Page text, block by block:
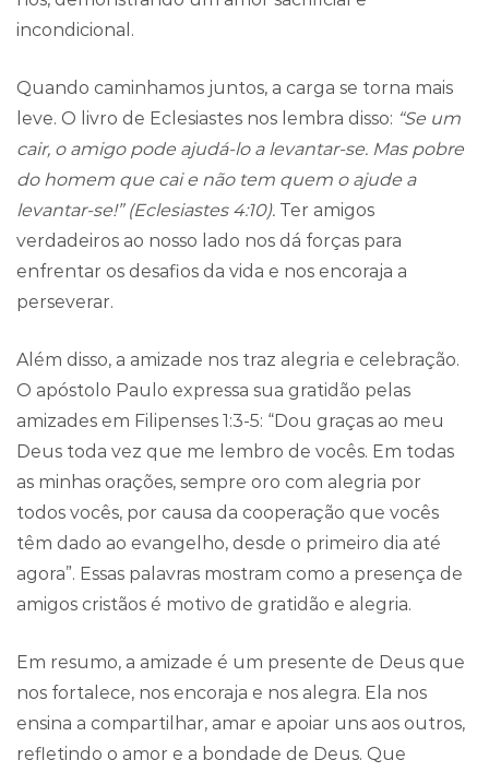
incondicional.
Quando caminhamos juntos, a carga se torna mais
leve. O livro de Eclesiastes nos lembra disso: “Se um
cair, o amigo pode ajudá-lo a levantar-se. Mas pobre
do homem que cai e não tem quem o ajude a
levantar-se!” (Eclesiastes 4:10). Ter amigos
verdadeiros ao nosso lado nos dá forças para
enfrentar os desafios da vida e nos encoraja a
perseverar.
Além disso, a amizade nos traz alegria e celebração.
O apóstolo Paulo expressa sua gratidão pelas
amizades em Filipenses 1:3-5: “Dou graças ao meu
Deus toda vez que me lembro de vocês. Em todas
as minhas orações, sempre oro com alegria por
todos vocês, por causa da cooperação que vocês
têm dado ao evangelho, desde o primeiro dia até
agora”. Essas palavras mostram como a presença de
amigos cristãos é motivo de gratidão e alegria.
Em resumo, a amizade é um presente de Deus que
nos fortalece, nos encoraja e nos alegra. Ela nos
ensina a compartilhar, amar e apoiar uns aos outros,
refletindo o amor e a bondade de Deus. Que